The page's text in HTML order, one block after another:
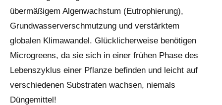
übermäßigem Algenwachstum (Eutrophierung),
Grundwasserverschmutzung und verstärktem
globalen Klimawandel. Glücklicherweise benötigen
Microgreens, da sie sich in einer frühen Phase des
Lebenszyklus einer Pflanze befinden und leicht auf
verschiedenen Substraten wachsen, niemals
Düngemittel!